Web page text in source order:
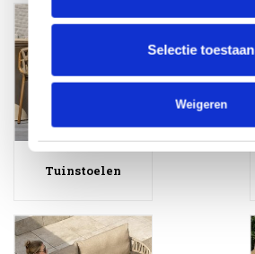
Selectie toestaan
Weigeren
Tuinstoelen